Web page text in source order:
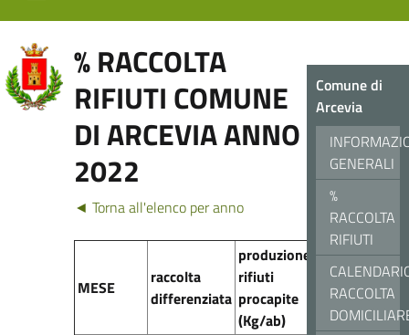
% RACCOLTA
RIFIUTI COMUNE
DI ARCEVIA ANNO
2022
◄ Torna all'elenco per anno
MESE
raccolta
differenziata
produzione
rifiuti
procapite
(Kg/ab)
Comune di
Arcevia
GENERALI
%
RACCOLTA
RIFIUTI
RACCOLTA